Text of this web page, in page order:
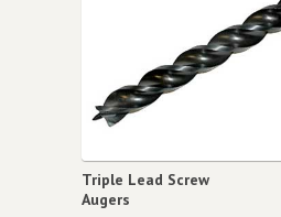
Triple Lead Screw
Augers